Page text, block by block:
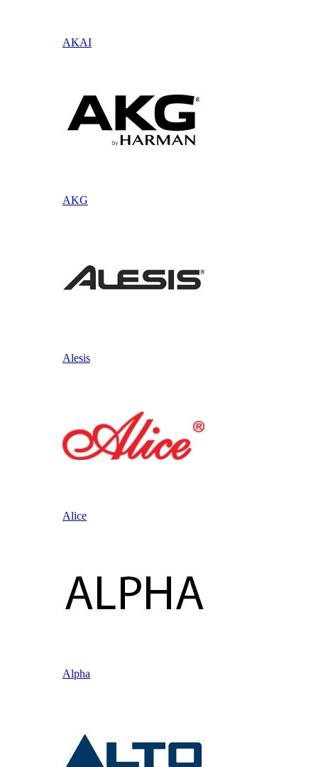
AKAI
AKG
Alesis
Alice
Alpha